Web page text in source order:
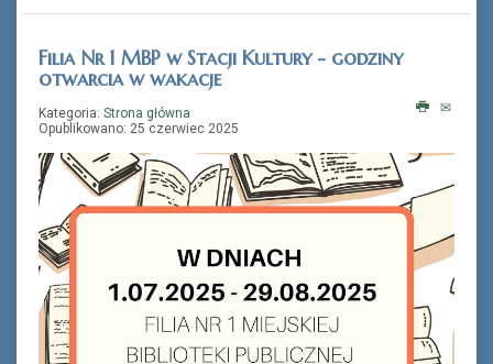
Filia Nr 1 MBP w Stacji Kultury - godziny
otwarcia w wakacje
Kategoria: Strona główna
Opublikowano: 25 czerwiec 2025